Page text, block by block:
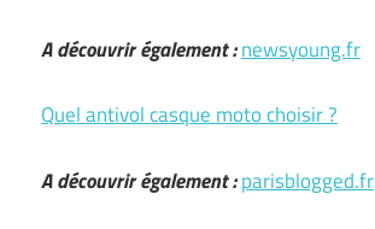
A découvrir également :newsyoung.fr
Quel antivol casque moto choisir ?
A découvrir également :parisblogged.fr